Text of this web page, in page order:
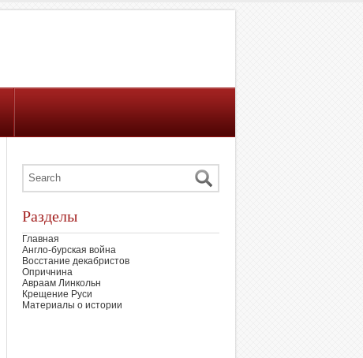
Разделы
Главная
Англо-бурская война
Восстание декабристов
Опричнина
Авраам Линкольн
Крещение Руси
Материалы о истории